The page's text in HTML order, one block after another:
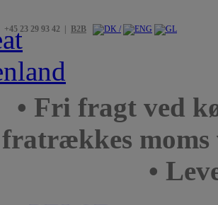
+45 23 29 93 42 | B2B
• Fri fragt ved
fratrækkes moms
•